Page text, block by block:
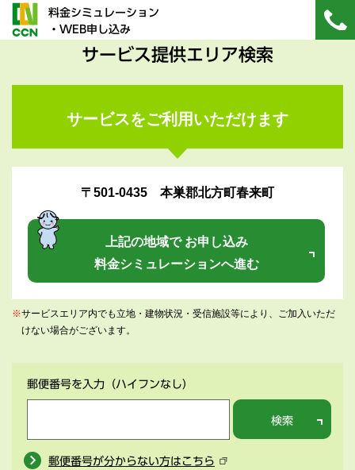
料金シミュレーション
・WEB申し込み
サービス提供エリア検索
サービスをご利用いただけます
〒501-0435 本巣郡北方町春来町
上記の地域で お申し込み
料金シミュレーションへ進む
※サービスエリア内でも立地・建物状況・受信施設等により、ご加入いただ
けない場合がございます。
郵便番号を入力 （ハイフンなし）
検索
郵便番号が分からない方はこちら